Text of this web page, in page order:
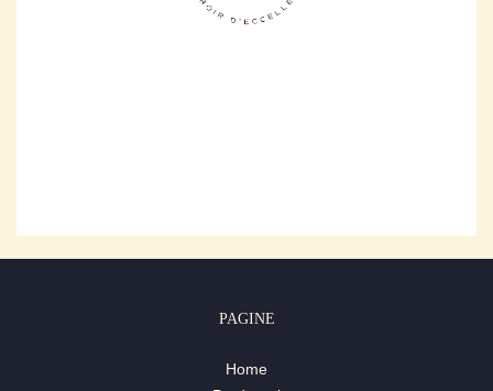
PAGINE
Home